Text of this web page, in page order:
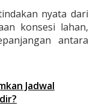
nyata dari
konsesi lahan,
antara
Jadwal